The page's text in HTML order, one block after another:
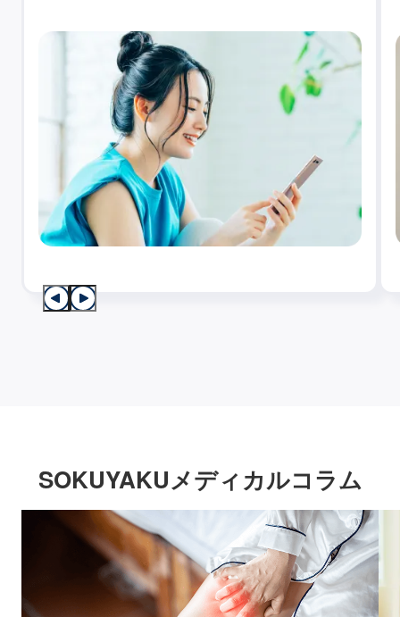
SOKUYAKUメディカルコラム